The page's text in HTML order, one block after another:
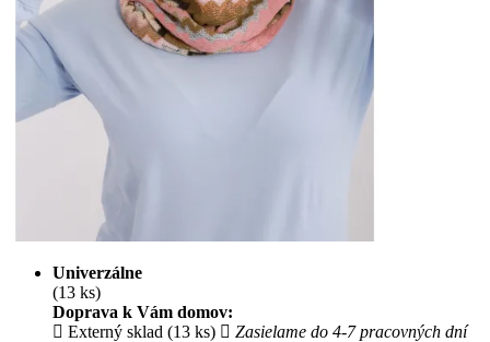
Univerzálne
(13 ks)
Doprava k Vám domov:
Externý sklad (13 ks)
Zasielame do 4-7 pracovných dní